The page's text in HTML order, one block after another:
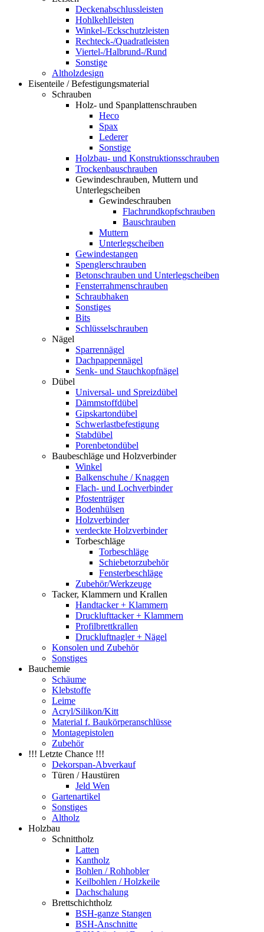
Deckenabschlussleisten
Hohlkehlleisten
Winkel-/Eckschutzleisten
Rechteck-/Quadratleisten
Viertel-/Halbrund-/Rund
Sonstige
Altholzdesign
Eisenteile / Befestigungsmaterial
Schrauben
Holz- und Spanplattenschrauben
Heco
Spax
Lederer
Sonstige
Holzbau- und Konstruktionsschrauben
Trockenbauschrauben
Gewindeschrauben, Muttern und
Unterlegscheiben
Gewindeschrauben
Flachrundkopfschrauben
Bauschrauben
Muttern
Unterlegscheiben
Gewindestangen
Spenglerschrauben
Betonschrauben und Unterlegscheiben
Fensterrahmenschrauben
Schraubhaken
Sonstiges
Bits
Schlüsselschrauben
Nägel
Sparrennägel
Dachpappennägel
Senk- und Stauchkopfnägel
Dübel
Universal- und Spreizdübel
Dämmstoffdübel
Gipskartondübel
Schwerlastbefestigung
Stabdübel
Porenbetondübel
Baubeschläge und Holzverbinder
Winkel
Balkenschuhe / Knaggen
Flach- und Lochverbinder
Pfostenträger
Bodenhülsen
Holzverbinder
verdeckte Holzverbinder
Torbeschläge
Torbeschläge
Schiebetorzubehör
Fensterbeschläge
Zubehör/Werkzeuge
Tacker, Klammern und Krallen
Handtacker + Klammern
Drucklufttacker + Klammern
Profilbrettkrallen
Druckluftnagler + Nägel
Konsolen und Zubehör
Sonstiges
Bauchemie
Schäume
Klebstoffe
Leime
Acryl/Silikon/Kitt
Material f. Baukörperanschlüsse
Montagepistolen
Zubehör
!!! Letzte Chance !!!
Dekorspan-Abverkauf
Türen / Haustüren
Jeld Wen
Gartenartikel
Sonstiges
Altholz
Holzbau
Schnittholz
Latten
Kantholz
Bohlen / Rohhobler
Keilbohlen / Holzkeile
Dachschalung
Brettschichtholz
BSH-ganze Stangen
BSH-Anschnitte